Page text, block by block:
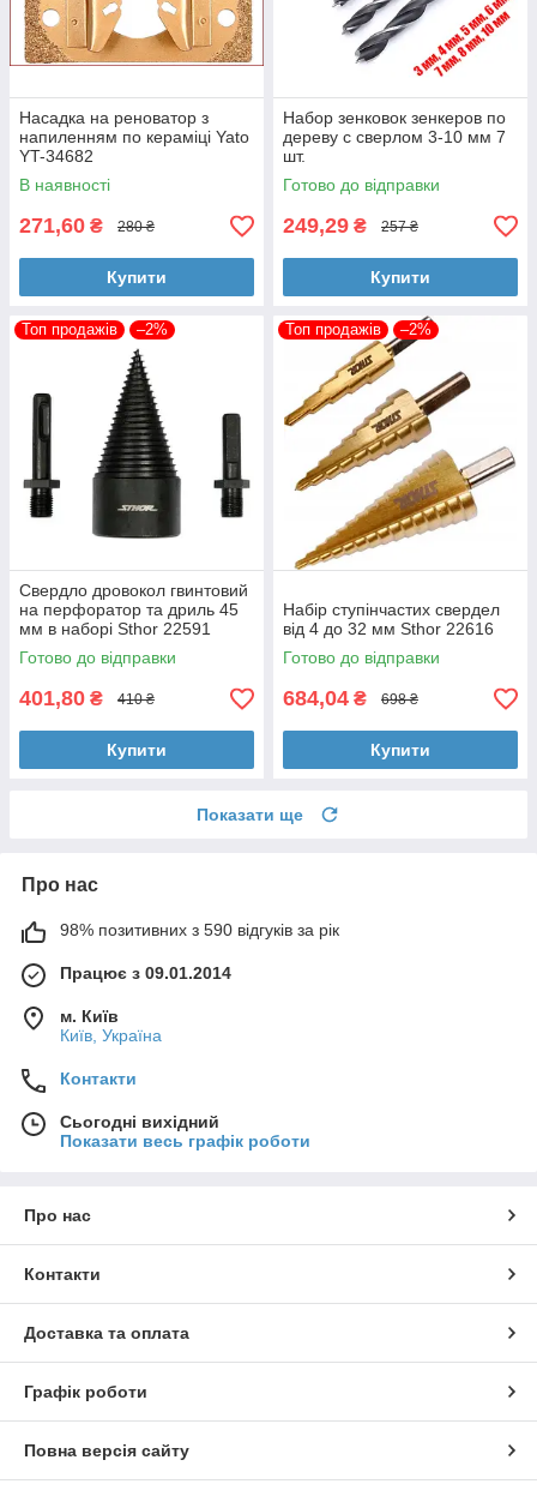
Насадка на реноватор з
напиленням по кераміці Yato
YT-34682
В наявності
271,60 ₴ 280 ₴
Купити
Набор зенковок зенкеров по
дереву с сверлом 3-10 мм 7
шт.
Готово до відправки
249,29 ₴ 257 ₴
Купити
Топ продажів –2%
Свердло дровокол гвинтовий
на перфоратор та дриль 45
мм в наборі Sthor 22591
Польща
Готово до відправки
401,80 ₴ 410 ₴
Купити
Топ продажів –2%
Набір ступінчастих свердел
від 4 до 32 мм Sthor 22616
Готово до відправки
684,04 ₴ 698 ₴
Купити
Показати ще
Про нас
98% позитивних з 590 відгуків за рік
Працює з 09.01.2014
м. Київ
Київ, Україна
Контакти
Сьогодні вихідний
Показати весь графік роботи
Про нас
Контакти
Доставка та оплата
Графік роботи
Повна версія сайту